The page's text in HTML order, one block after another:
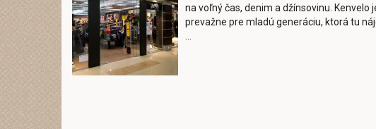
na voľný čas, denim a džínsovinu. Kenvelo
prevažne pre mladú generáciu, ktorá tu